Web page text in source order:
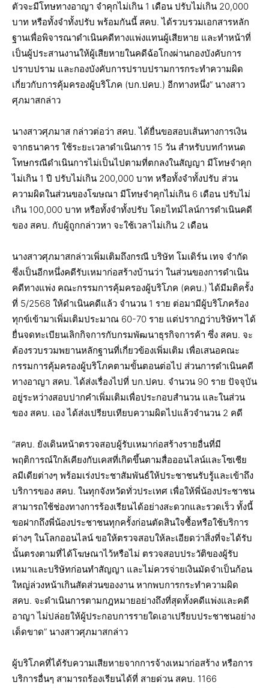
ตัวจะมีโทษทางอาญา จำคุกไม่เกิน 1 เดือน ปรับไม่เกิน 20,000
บาท หรือทั้งจำทั้งปรับ พร้อมกันนี้ สคบ. ได้รวบรวมเอกสารหลัก
ฐานเพื่อพิจารณาดำเนินคดีทางแพ่งแทนผู้เสียหาย และทำหน้าที่
เป็นผู้ประสานงานให้ผู้เสียหายในคดีฉ้อโกงผ่านกองบังคับการ
ปราบปราม และกองบังคับการปราบปรามการกระทำความผิด
เกี่ยวกับการคุ้มครองผู้บริโภค (บก.ปคบ.) อีกทางหนึ่ง” นางสาว
ศุภมาสกล่าว
นางสาวศุภมาส กล่าวต่อว่า สคบ. ได้ยื่นขอสอบเส้นทางการเงิน
จากธนาคาร ใช้ระยะเวลาดำเนินการ 15 วัน สำหรับบทกำหนด
โทษกรณีดำเนินการไม่เป็นไปตามที่ตกลงในสัญญา มีโทษจำคุก
ไม่เกิน 1 ปี ปรับไม่เกิน 200,000 บาท หรือทั้งจำทั้งปรับ ส่วน
ความผิดในส่วนของโฆษณา มีโทษจำคุกไม่เกิน 6 เดือน ปรับไม่
เกิน 100,000 บาท หรือทั้งจำทั้งปรับ โดยไทม์ไลน์การดำเนินคดี
ของ สคบ. กับผู้ถูกกล่าวหา จะใช้เวลาไม่เกิน 2 เดือน
นางสาวศุภมาสกล่าวเพิ่มเติมถึงกรณี บริษัท โมเดิร์น เทจ จำกัด
ซึ่งเป็นอีกหนึ่งคดีรับเหมาก่อสร้างบ้านว่า ในส่วนของการดำเนิน
คดีทางแพ่ง คณะกรรมการคุ้มครองผู้บริโภค (คคบ.) ได้มีมติครั้ง
ที่ 5/2568 ให้ดำเนินคดีแล้ว จำนวน 1 ราย ต่อมามีผู้บริโภคร้อง
ทุกข์เข้ามาเพิ่มเติมประมาณ 60-70 ราย แต่ปรากฏว่าบริษัทฯ ได้
ยื่นจดทะเบียนเลิกกิจการกับกรมพัฒนาธุรกิจการค้า ซึ่ง สคบ. จะ
ต้องรวบรวมพยานหลักฐานที่เกี่ยวข้องเพิ่มเติม เพื่อเสนอคณะ
กรรมการคุ้มครองผู้บริโภคตามขั้นตอนต่อไป ส่วนการดำเนินคดี
ทางอาญา สคบ. ได้ส่งเรื่องไปที่ บก.ปคบ. จำนวน 90 ราย ปัจจุบัน
อยู่ระหว่างสอบปากคำเพิ่มเติมเพื่อประกอบสำนวน และในส่วน
ของ สคบ. เอง ได้ส่งเปรียบเทียบความผิดไปแล้วจำนวน 2 คดี
“สคบ. ยังเดินหน้าตรวจสอบผู้รับเหมาก่อสร้างรายอื่นที่มี
พฤติการณ์ใกล้เคียงกับเคสที่เกิดขึ้นตามสื่อออนไลน์และโซเชีย
ลมีเดียต่างๆ พร้อมเร่งประชาสัมพันธ์ให้ประชาชนรับรู้และเข้าถึง
บริการของ สคบ. ในทุกจังหวัดทั่วประเทศ เพื่อให้พี่น้องประชาชน
สามารถใช้ช่องทางการร้องเรียนได้อย่างสะดวกและรวดเร็ว ทั้งนี้
ขอฝากถึงพี่น้องประชาชนทุกครั้งก่อนตัดสินใจซื้อหรือใช้บริการ
ต่างๆ ในโลกออนไลน์ ขอให้ตรวจสอบให้ละเอียดว่าสิ่งที่จะได้รับ
นั้นตรงตามที่ได้โฆษณาไว้หรือไม่ ตรวจสอบประวัติของผู้รับ
เหมาและบริษัทก่อนทำสัญญา และไม่ควรจ่ายเงินมัดจำเป็นก้อน
ใหญ่ล่วงหน้าเกินสัดส่วนของงาน หากพบการกระทำความผิด
สคบ. จะดำเนินการตามกฎหมายอย่างถึงที่สุดทั้งคดีแพ่งและคดี
อาญา ไม่ปล่อยให้ผู้ประกอบการรายใดเอาเปรียบประชาชนอย่าง
เด็ดขาด” นางสาวศุภมาสกล่าว
ผู้บริโภคที่ได้รับความเสียหายจากการจ้างเหมาก่อสร้าง หรือการ
บริการอื่นๆ สามารถร้องเรียนได้ที่ สายด่วน สคบ. 1166